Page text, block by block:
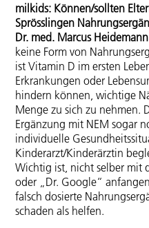
milkids: Können/sollten
Sprösslingen
Dr. med. Marcus
keine Form von
ist Vitamin D im ersten
Erkrankungen oder
hindern können, wichtige
Menge zu sich zu nehmen.
Ergänzung mit NEM sogar
individuelle
Kinderarzt/Kinderärztin
Wichtig ist, nicht selber mit
oder „Dr. Google“
falsch dosierte
schaden als helfen.